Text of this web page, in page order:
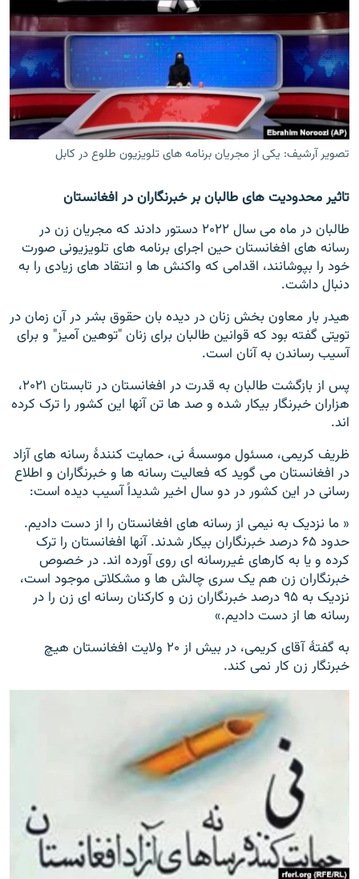
تصویر آرشیف: یکی از مجریان برنامه های تلویزیون طلوع در کابل
تاثیر محدودیت های طالبان بر خبرنگاران در افغانستان
طالبان در ماه می سال ۲۰۲۲ دستور دادند که مجریان زن در
رسانه های افغانستان حین اجرای برنامه های تلویزیونی صورت
خود را بپوشانند، اقدامی که واکنش ها و انتقاد های زیادی را به
دنبال داشت.
هیدر بار معاون بخش زنان در دیده بان حقوق بشر در آن زمان در
تویتی گفته بود که قوانین طالبان برای زنان "توهین آمیز" و برای
آسیب رساندن به آنان است.
پس از بازگشت طالبان به قدرت در افغانستان در تابستان ۲۰۲۱،
هزاران خبرنگار بیکار شده و صد ها تن آنها این کشور را ترک کرده
اند.
ظریف کریمی، مسئول موسسۀ نی، حمایت کنندۀ رسانه های آزاد
در افغانستان می گوید که فعالیت رسانه ها و خبرنگاران و اطلاع
رسانی در این کشور در دو سال اخیر شدیداً آسیب دیده است:
« ما نزدیک به نیمی از رسانه های افغانستان را از دست دادیم.
حدود ۶۵ درصد خبرنگاران بیکار شدند. آنها افغانستان را ترک
کرده و یا به کارهای غیررسانه ای روی آورده اند. در خصوص
خبرنگاران زن هم یک سری چالش ها و مشکلاتی موجود است،
نزدیک به ۹۵ درصد خبرنگاران زن و کارکنان رسانه ای زن را در
رسانه ها از دست دادیم.»
به گفتۀ آقای کریمی، در بیش از ۲۰ ولایت افغانستان هیچ
خبرنگار زن کار نمی کند.